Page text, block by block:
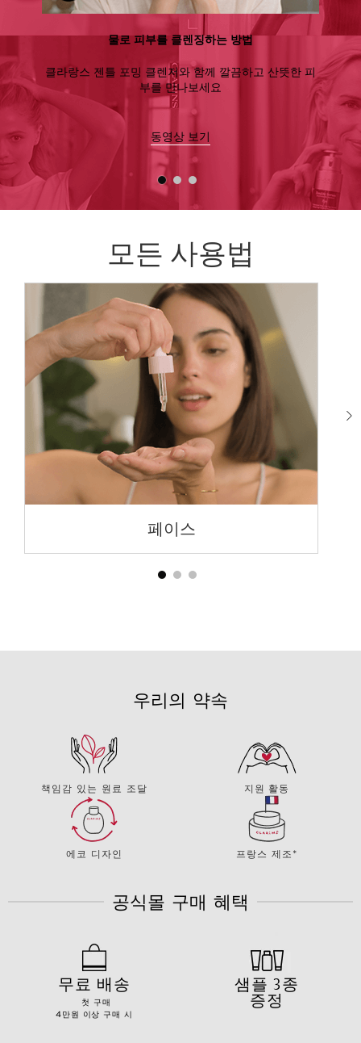
물로 피부를 클렌징하는 방법
클라랑스 젠틀 포밍 클렌저와 함께 깔끔하고 산뜻한 피
부를 만나보세요
동영상 보기
모든 사용법
페이스
우리의 약속
책임감 있는 원료 조달 지원 활동
에코 디자인 프랑스 제조*
공식몰 구매 혜택
무료 배송
첫 구매
4만원 이상 구매 시
샘플 3종
증정